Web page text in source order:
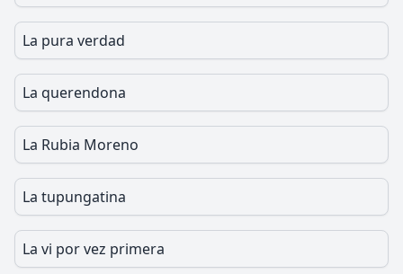
La pura verdad
La querendona
La Rubia Moreno
La tupungatina
La vi por vez primera